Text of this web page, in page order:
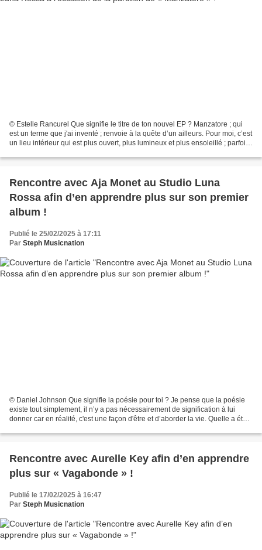
© Estelle Rancurel Que signifie le titre de ton nouvel EP ? Manzatore ; qui
est un terme que j'ai inventé ; renvoie à la quête d’un ailleurs. Pour moi, c’est
un lieu intérieur qui est plus ouvert, plus lumineux et plus ensoleillé ; parfois ;
Rencontre avec Aja Monet au Studio Luna
Rossa afin d’en apprendre plus sur son premier
album !
Publié le 25/02/2025 à 17:11
Par Steph Musicnation
© Daniel Johnson Que signifie la poésie pour toi ? Je pense que la poésie
existe tout simplement, il n’y a pas nécessairement de signification à lui
donner car en réalité, c'est une façon d'être et d’aborder la vie. Quelle a été
Rencontre avec Aurelle Key afin d’en apprendre
plus sur « Vagabonde » !
Publié le 17/02/2025 à 16:47
Par Steph Musicnation